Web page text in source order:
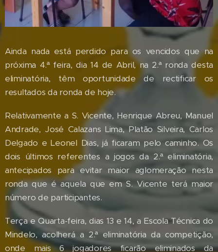
Ainda nada está perdido para os vencidos que na
próxima 4.ª feira, dia 14 de Abril, na 2.ª ronda desta
eliminatória, têm oportunidade de rectificar os
resultados da ronda de hoje.
Relativamente a S. Vicente, Henrique Abreu, Manuel
Andrade, José Calazans Lima, Platão Silveira, Carlos
Delgado e Leonel Dias, já ficaram pelo caminho. Os
dois últimos referentes a jogos da 2.ª eliminatória,
antecipados para evitar maior aglomeração nesta
ronda que é aquela que em S. Vicente terá maior
número de participantes.
Terça e Quarta-feira, dias 13 e 14, a Escola Técnica do
Mindelo, acolherá a 2.ª eliminatória da competição,
onde mais 6 jogadores ficarão eliminados da